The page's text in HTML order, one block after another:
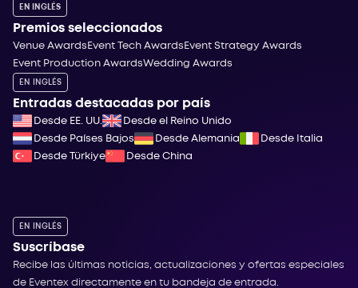
EN INGLÉS
Premios seleccionados
Venue Awards Event Tech Awards Event Strategy Awards
Event Production AwardsWedding Awards
EN INGLÉS
Entradas destacadas por país
Desde EE. UU.
Desde el Reino Unido
Desde Países Bajos
Desde Alemania
Desde Italia
Desde Türkiye
Desde China
EN INGLÉS
Suscríbase
Recibe las últimas noticias, actualizaciones y ofertas especiales
de Eventex directamente en tu bandeja de entrada.